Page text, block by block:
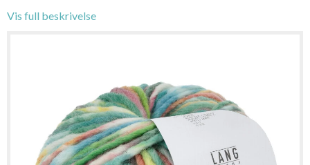
Vis full beskrivelse